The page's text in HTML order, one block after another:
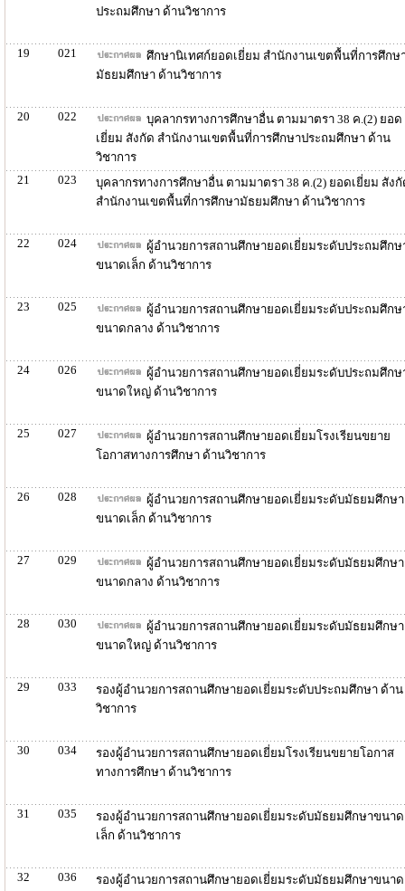
ประถมศึกษา ด้านวิชาการ
19 021
ศึกษานิเทศก์ยอดเยี่ยม สำนักงานเขตพื้นที่การศึกษ
มัธยมศึกษา ด้านวิชาการ
20 022
บุคลากรทางการศึกษาอื่น ตามมาตรา 38 ค.(2) ยอด
เยี่ยม สังกัด สำนักงานเขตพื้นที่การศึกษาประถมศึกษา ด้าน
วิชาการ
21
023
บุคลากรทางการศึกษาอื่น ตามมาตรา 38 ค.(2) ยอดเยี่ยม สัง
สำนักงานเขตพื้นที่การศึกษามัธยมศึกษา ด้านวิชาการ
22 024
ผู้อำนวยการสถานศึกษายอดเยี่ยมระดับประถมศึกษ
ขนาดเล็ก ด้านวิชาการ
23 025
ผู้อำนวยการสถานศึกษายอดเยี่ยมระดับประถมศึกษ
ขนาดกลาง ด้านวิชาการ
24 026
ผู้อำนวยการสถานศึกษายอดเยี่ยมระดับประถมศึกษ
ขนาดใหญ่ ด้านวิชาการ
25 027
ผู้อำนวยการสถานศึกษายอดเยี่ยมโรงเรียนขยาย
โอกาสทางการศึกษา ด้านวิชาการ
26 028
ผู้อำนวยการสถานศึกษายอดเยี่ยมระดับมัธยมศึกษา
ขนาดเล็ก ด้านวิชาการ
27 029
ผู้อำนวยการสถานศึกษายอดเยี่ยมระดับมัธยมศึกษา
ขนาดกลาง ด้านวิชาการ
28 030
ผู้อำนวยการสถานศึกษายอดเยี่ยมระดับมัธยมศึกษา
ขนาดใหญ่ ด้านวิชาการ
29 033
รองผู้อำนวยการสถานศึกษายอดเยี่ยมระดับประถมศึกษา ด้าน
วิชาการ
30 034
รองผู้อำนวยการสถานศึกษายอดเยี่ยมโรงเรียนขยายโอกาส
ทางการศึกษา ด้านวิชาการ
31 035
รองผู้อำนวยการสถานศึกษายอดเยี่ยมระดับมัธยมศึกษาขนาด
เล็ก ด้านวิชาการ
32 036
รองผู้อำนวยการสถานศึกษายอดเยี่ยมระดับมัธยมศึกษาขนาด